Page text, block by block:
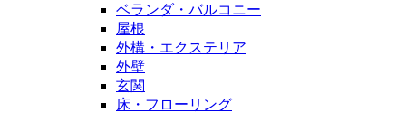
ベランダ・バルコニー
屋根
外構・エクステリア
外壁
玄関
床・フローリング